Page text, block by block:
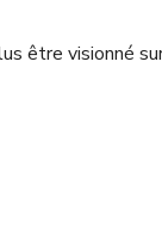
être visionné
qui l’on vu